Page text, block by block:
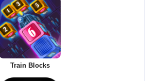
Train Blocks